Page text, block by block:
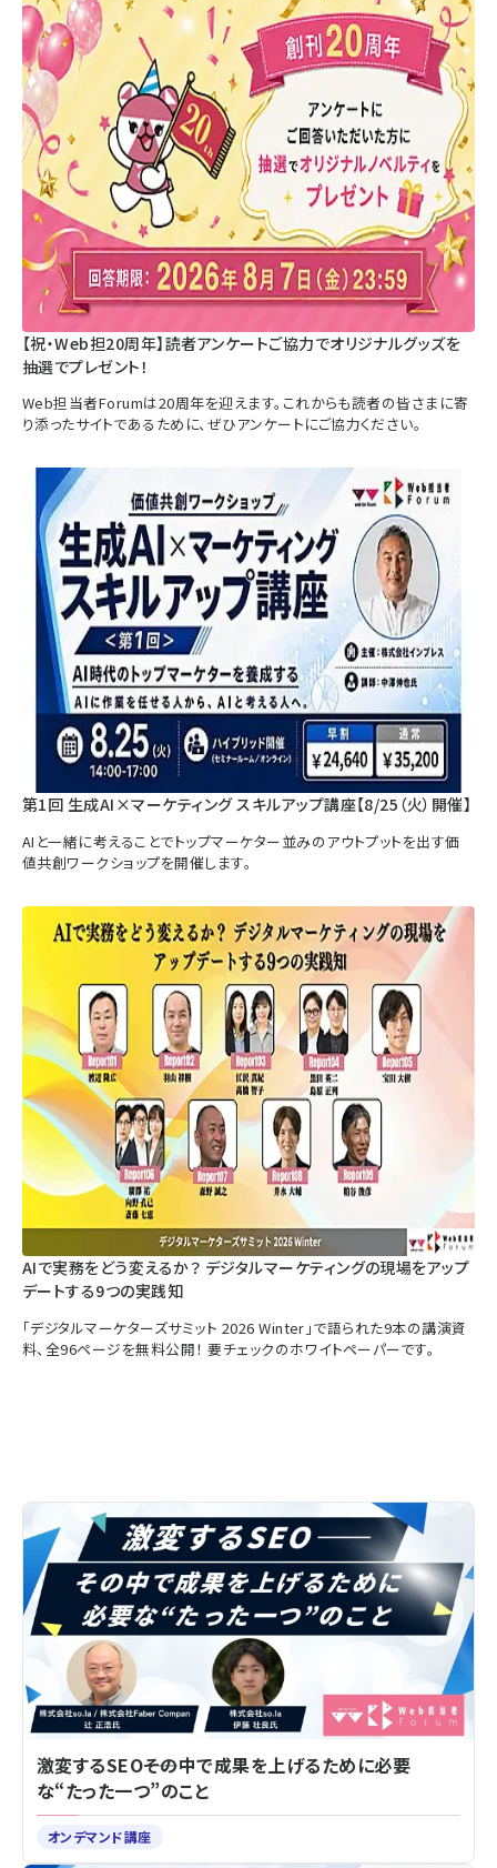
【祝・Web担20周年】読者アンケートご協力でオリジナルグッズを
抽選でプレゼント！
Web担当者Forumは20周年を迎えます。これからも読者の皆さまに寄
り添ったサイトであるために、ぜひアンケートにご協力ください。
第1回 生成AI×マーケティング スキルアップ講座【8/25（火）開催】
AIと一緒に考えることでトップマーケター並みのアウトプットを出す価
値共創ワークショップを開催します。
AIで実務をどう変えるか？ デジタルマーケティングの現場をアップ
デートする9つの実践知
「デジタルマーケターズサミット 2026 Winter」で語られた9本の講演資
料、全96ページを無料公開！ 要チェックのホワイトペーパーです。
激変するSEO――その中で成果を上げるために必要
な“たった一つ”のこと
オンデマンド講座